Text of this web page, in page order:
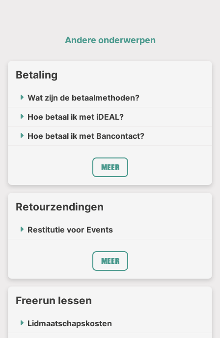
Andere onderwerpen
Betaling
Wat zijn de betaalmethoden?
Hoe betaal ik met iDEAL?
Hoe betaal ik met Bancontact?
Meer
Retourzendingen
Restitutie voor Events
Meer
Freerun lessen
Lidmaatschapskosten